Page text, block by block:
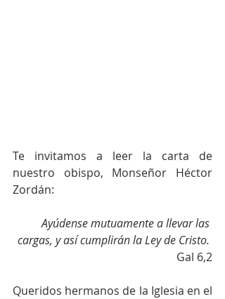
Te invitamos a leer la carta de
nuestro obispo, Monseñor Héctor
Zordán:
Ayúdense mutuamente a llevar las
cargas, y así cumplirán la Ley de Cristo.
Gal 6,2
Queridos hermanos de la Iglesia en el